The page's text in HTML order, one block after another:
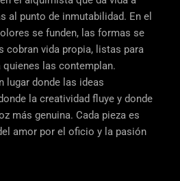
al punto de inmutabilidad. En el
se funden, las formas se
cobran vida propia, listas para
las contemplan.
lugar donde las ideas
la creatividad fluye y donde
más genuina. Cada pieza es
amor por el oficio y la pasión